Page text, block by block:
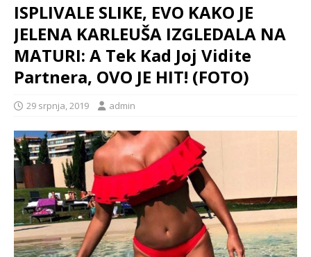
ISPLIVALE SLIKE, EVO KAKO JE
JELENA KARLEUŠA IZGLEDALA NA
MATURI: A Tek Kad Joj Vidite
Partnera, OVO JE HIT! (FOTO)
29 srpnja, 2019 admin